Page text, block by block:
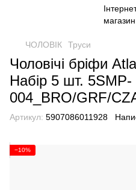
ЧОЛОВІК Труси
Чоловічі бріфи
Набір 5 шт. 5SMP-
004_BRO/GRF/
Артикул: 5907086011928
−10%